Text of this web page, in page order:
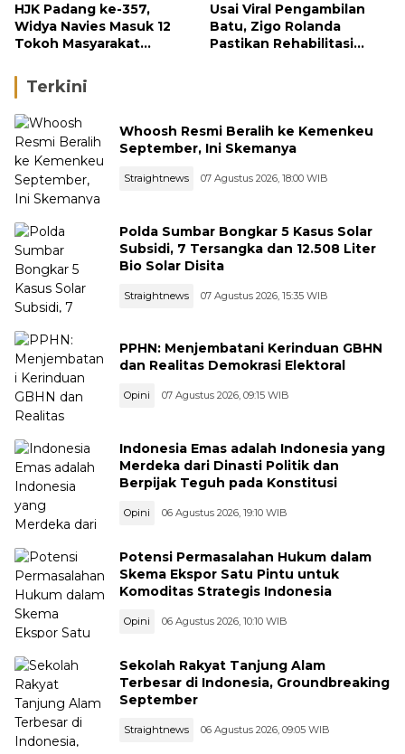
HJK Padang ke-357,
Widya Navies Masuk 12
Tokoh Masyarakat
Pemko Padang
Usai Viral Pengambilan
Batu, Zigo Rolanda
Pastikan Rehabilitasi
Terkini
Whoosh Resmi Beralih ke Kemenkeu
September, Ini Skemanya
Straightnews 07 Agustus 2026, 18:00 WIB
Polda Sumbar Bongkar 5 Kasus Solar
Subsidi, 7 Tersangka dan 12.508 Liter
Bio Solar Disita
Straightnews 07 Agustus 2026, 15:35 WIB
PPHN: Menjembatani Kerinduan GBHN
dan Realitas Demokrasi Elektoral
Opini 07 Agustus 2026, 09:15 WIB
Indonesia Emas adalah Indonesia yang
Merdeka dari Dinasti Politik dan
Berpijak Teguh pada Konstitusi
Opini 06 Agustus 2026, 19:10 WIB
Potensi Permasalahan Hukum dalam
Skema Ekspor Satu Pintu untuk
Komoditas Strategis Indonesia
Opini 06 Agustus 2026, 10:10 WIB
Sekolah Rakyat Tanjung Alam
Terbesar di Indonesia, Groundbreaking
September
Straightnews 06 Agustus 2026, 09:05 WIB